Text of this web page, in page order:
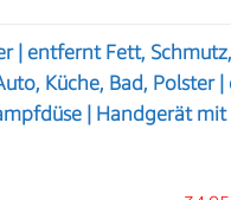
| entfernt Fett, Schmutz,
Küche, Bad, Polster
| Handgerät